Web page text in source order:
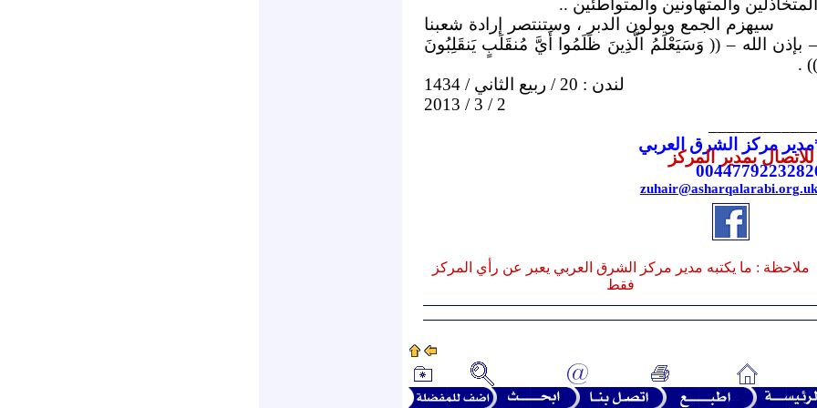
المتخاذلين والمتهاونين والمتواطئين ..
سيهزم الجمع ويولون الدبر ، وستنتصر إرادة شعبنا
– بإذن الله – (( وَسَيَعْلَمُ الَّذِينَ ظَلَمُوا أَيَّ مُنقَلَبٍ يَنقَلِبُونَ
)) .
لندن : 20 / ربيع الثاني / 1434
2 / 3 / 2013
مركز الشرق العربي
للاتصال بمدير المركز
0044779223282
zuhair@asharqalarabi.org.uk
ملاحظة : ما يكتبه مدير مركز الشرق العربي يعبر عن رأي المركز
فقط